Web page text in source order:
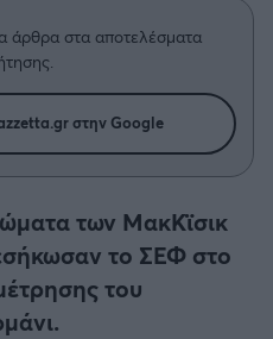
άρθρα στα αποτελέσματα
στην Google
των ΜακΚϊσικ
το ΣΕΦ στο
του